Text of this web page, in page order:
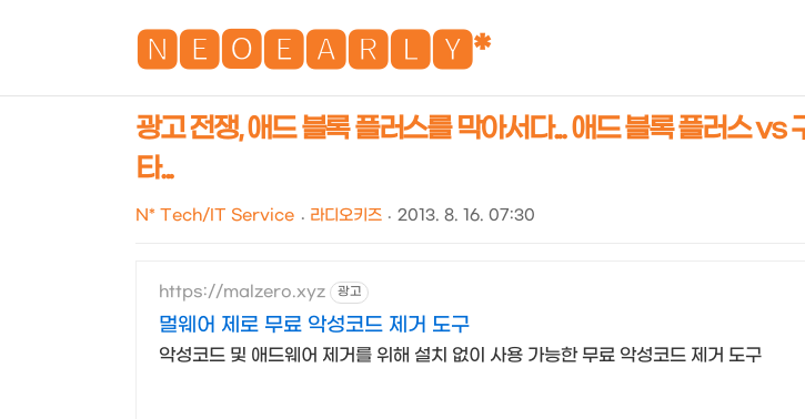
🅽🅴🅾🅴🅰🆁🅻🆈*NEOEARLY*
광고 전쟁, 애드 블록 플러스를 막아서다... 애드 블록 플러스 vs
타...
N* Tech/IT Service 라디오키즈 2013. 8. 16. 07:30
https://malzero.xyz 광고
멀웨어 제로 무료 악성코드 제거 도구
악성코드 및 애드웨어 제거를 위해 설치 없이 사용 가능한 무료 악성코드 제거 도구